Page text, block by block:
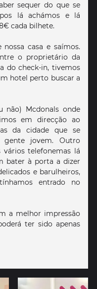
sequer do que se
lá achámos e lá
cada bilhete.
casa e saímos.
o proprietário da
do check-in, tivemos
hotel perto buscar a
não) Mcdonals onde
em direcção ao
da cidade que se
gente jovem. Outro
vários telefonemas lá
bater à porta a dizer
e barulheiros,
entrado no
a melhor impressão
ter sido apenas